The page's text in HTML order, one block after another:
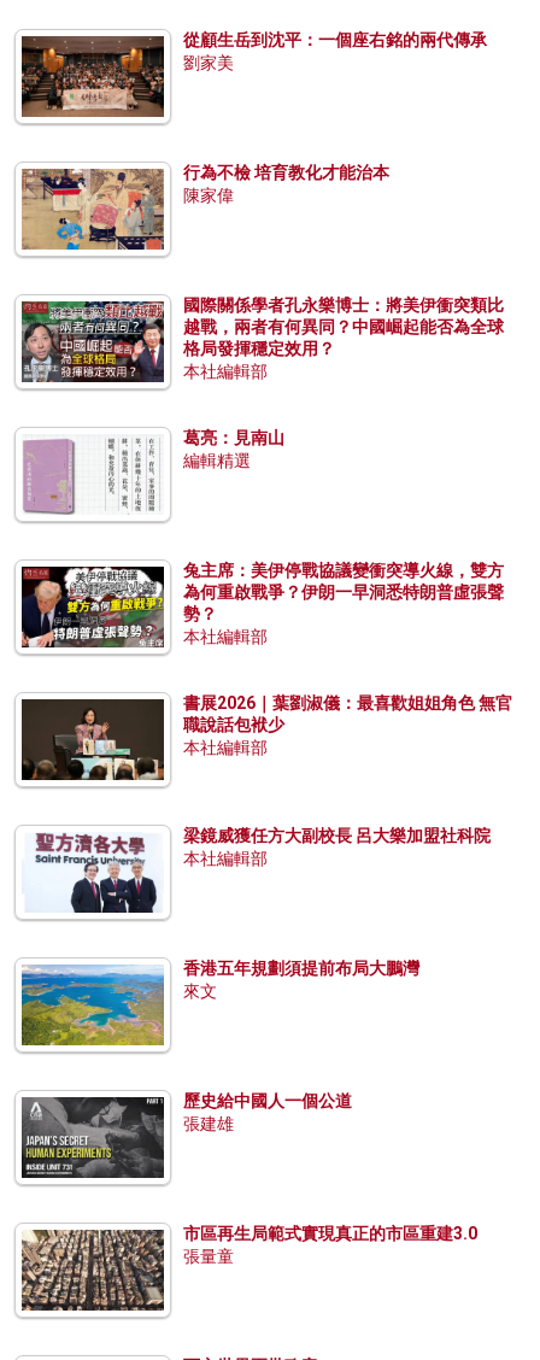
從顧生岳到沈平：一個座右銘的兩代傳承
劉家美
行為不檢 培育教化才能治本
陳家偉
國際關係學者孔永樂博士：將美伊衝突類比
越戰，兩者有何異同？中國崛起能否為全球
格局發揮穩定效用？
本社編輯部
葛亮：見南山
編輯精選
兔主席：美伊停戰協議變衝突導火線，雙方
為何重啟戰爭？伊朗一早洞悉特朗普虛張聲
勢？
本社編輯部
書展2026｜葉劉淑儀：最喜歡姐姐角色 無官
職說話包袱少
本社編輯部
梁鏡威獲任方大副校長 呂大樂加盟社科院
本社編輯部
香港五年規劃須提前布局大鵬灣
來文
歷史給中國人一個公道
張建雄
市區再生局範式實現真正的市區重建3.0
張量童